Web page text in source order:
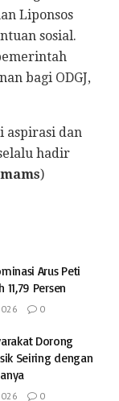
Liponsos
sosial.
bagi ODGJ,
aspirasi dan
hadir
mams)
Arus Peti
11,79 Persen
0
Dorong
Seiring dengan
0